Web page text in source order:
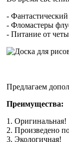
-
- Фломастеры
- Питание от
Предлагаем
Преимущества:
1. Оригинальная!
2. Произведено
3. Экологичная!